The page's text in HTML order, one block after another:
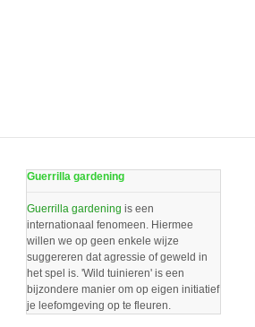
Guerrilla gardening
Guerrilla gardening is een
internationaal fenomeen. Hiermee
willen we op geen enkele wijze
suggereren dat agressie of geweld in
het spel is. 'Wild tuinieren' is een
bijzondere manier om op eigen initiatief
je leefomgeving op te fleuren.